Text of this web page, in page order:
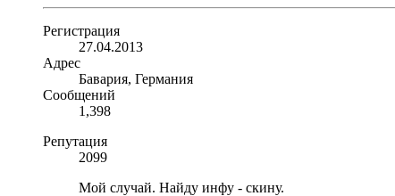
Регистрация
27.04.2013
Адрес
Бавария, Германия
Сообщений
1,398
Репутация
2099
Мой случай. Найду инфу - скину.